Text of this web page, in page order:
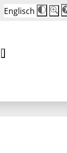
Englisch
Die
100